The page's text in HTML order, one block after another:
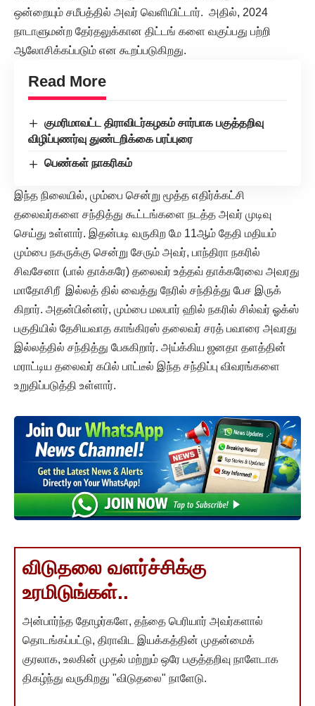
ஒன்றையும் சமீபத்தில் அவர் வெளியிட்டார். அதில், 2024
நாடாளுமன்ற தேர்தலுக்கான திட்டங் களை வகுப்பது பற்றி
ஆலோசிக்கப்படும் என கூறப்படுகிறது.
Read More
குமரிமாவட்ட திராவிடர்கழகம் சார்பாக பகுத்தறிவு
விழிப்புணர்வு துண்டறிக்கை பரப்புரை
பெண்கள் நாகரிகம்
இந்த நிலையில், மும்பை சென்று மூத்த எதிர்க்கட்சி
தலைவர்களை சந்தித்து கூட்டங்களை நடத்த அவர் முடிவு
செய்து உள்ளார். இதன்படி வருகிற மே 11ஆம் தேதி மதியம்
மும்பை நகருக்கு சென்று சேரும் அவர், பாந்திரா நகரில்
சிவசேனா (பால் தாக்கரே) தலைவர் உத்தவ் தாக்கரேவை அவரது
மாதோசிறீ இல்லத் தில் வைத்து நேரில் சந்தித்து பேச இருக்
கிறார். அதன்பின்னர், மும்பை மலபார் ஹில் நகரில் சில்வர் ஓக்ஸ்
பகுதியில் தேசியவாத காங்கிரஸ் தலைவர் சரத் பவாரை அவரது
இல்லத்தில் சந்தித்து பேசுகிறார். அய்க்கிய ஜனதா தளத்தின்
மராட்டிய தலைவர் கபில் பாட்டீல் இந்த சந்திப்பு விவரங்களை
உறுதிப்படுத்தி உள்ளார்.
விடுதலை வளர்ச்சிக்கு
உரமிடுங்கள்..
அன்பார்ந்த தோழர்களே, தந்தை பெரியார் அவர்களால்
தொடங்கப்பட்டு, திராவிட இயக்கத்தின் முதன்மைக்
குரலாக, உலகின் முதல் மற்றும் ஒரே பகுத்தறிவு நாளேடாக
திகழ்ந்து வருகிறது "விடுதலை" நாளேடு.